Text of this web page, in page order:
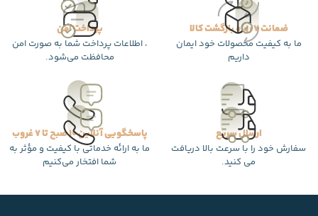
ضمانت 7 روزه بازگشت کالا
ما به کیفیت محصولات خود ایمان
داریم
پرداخت امن
، اطلاعات پرداخت شما به صورت امن
محافظت می‌شود.
ارسال سریع
سفارش خود را با سرعت بالا دریافت
می کنید.
پاسخگویی آنلاین 10 صبح تا 7 غروب
ما به ارائه خدماتی با کیفیت و مؤثر به
شما افتخار می‌کنیم